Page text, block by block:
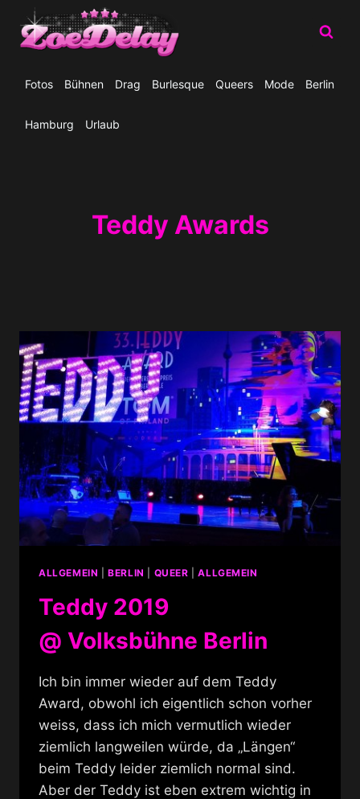
Inhalt
springen
Fotos Bühnen Drag Burlesque Queers Mode Berlin
Hamburg Urlaub
Teddy Awards
ALLGEMEIN |BERLIN QUEER |ALLGEMEIN
Teddy 2019
@ Volksbühne Berlin
Ich bin immer wieder auf dem Teddy
Award, obwohl ich eigentlich schon vorher
weiss, dass ich mich vermutlich wieder
ziemlich langweilen würde, da „Längen“
beim Teddy leider ziemlich normal sind.
Aber der Teddy ist eben extrem wichtig in